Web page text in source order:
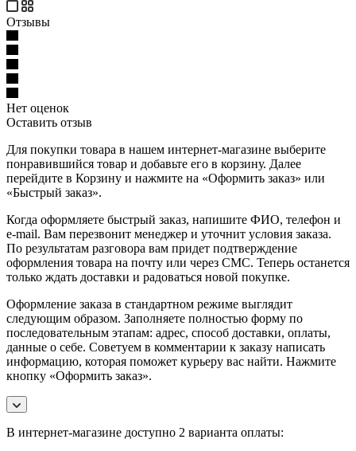
Отзывы
Нет оценок
Оставить отзыв
Для покупки товара в нашем интернет-магазине выберите
понравившийся товар и добавьте его в корзину. Далее
перейдите в Корзину и нажмите на «Оформить заказ» или
«Быстрый заказ».
Когда оформляете быстрый заказ, напишите ФИО, телефон и
e-mail. Вам перезвонит менеджер и уточнит условия заказа.
По результатам разговора вам придет подтверждение
оформления товара на почту или через СМС. Теперь останется
только ждать доставки и радоваться новой покупке.
Оформление заказа в стандартном режиме выглядит
следующим образом. Заполняете полностью форму по
последовательным этапам: адрес, способ доставки, оплаты,
данные о себе. Советуем в комментарии к заказу написать
информацию, которая поможет курьеру вас найти. Нажмите
кнопку «Оформить заказ».
В интернет-магазине доступно 2 варианта оплаты: